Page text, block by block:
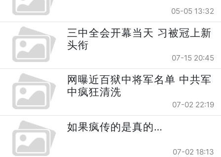
05-05 13:32
三中全会开幕当天 习被冠上新
头衔
07-15 20:45
网曝近百狱中将军名单 中共军
中疯狂清洗
07-02 22:19
如果疯传的是真的…
07-02 18:13